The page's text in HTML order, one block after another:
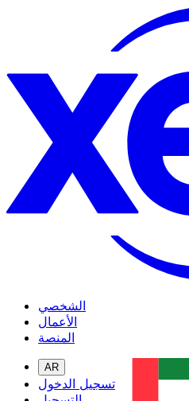
الشخصي
الأعمال
المنصة
AR
تسجيل الدخول